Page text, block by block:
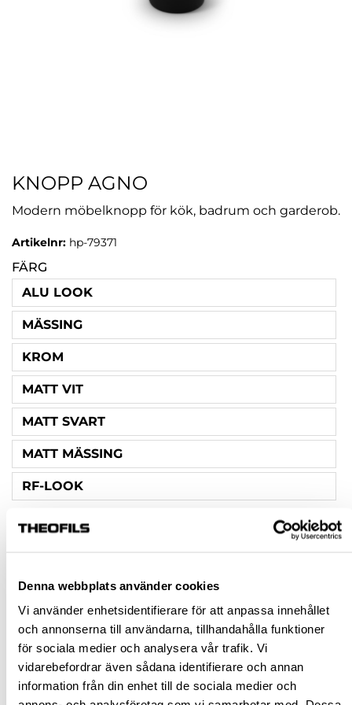
Denna webbplats använder cookies
Vi använder enhetsidentifierare för att anpassa innehållet
och annonserna till användarna, tillhandahålla funktioner
för sociala medier och analysera vår trafik. Vi
vidarebefordrar även sådana identifierare och annan
information från din enhet till de sociala medier och
KNOPP AGNO
Modern möbelknopp för kök, badrum och garderob.
Artikelnr: hp-79371
FÄRG
ALU LOOK
MÄSSING
KROM
MATT VIT
MATT SVART
MATT MÄSSING
RF-LOOK
HÖJD (MM)
25
SKRUV INGÅR
NEJ
1ST M4X22 & 1ST M4X25